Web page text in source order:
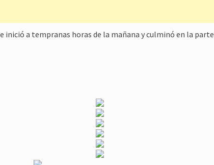
a tempranas horas de la mañana y culminó en la parte